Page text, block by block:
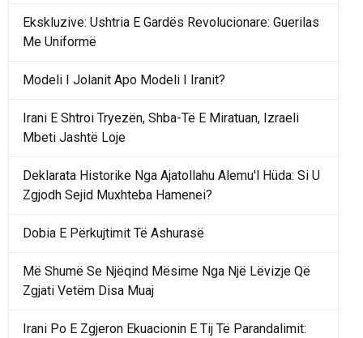
Ekskluzive: Ushtria E Gardës Revolucionare: Guerilas
Me Uniformë
Modeli I Jolanit Apo Modeli I Iranit?
Irani E Shtroi Tryezën, Shba-Të E Miratuan, Izraeli
Mbeti Jashtë Loje
Deklarata Historike Nga Ajatollahu Alemu'l Hüda: Si U
Zgjodh Sejid Muxhteba Hamenei?
Dobia E Përkujtimit Të Ashurasë
Më Shumë Se Njëqind Mësime Nga Një Lëvizje Që
Zgjati Vetëm Disa Muaj
Irani Po E Zgjeron Ekuacionin E Tij Të Parandalimit: